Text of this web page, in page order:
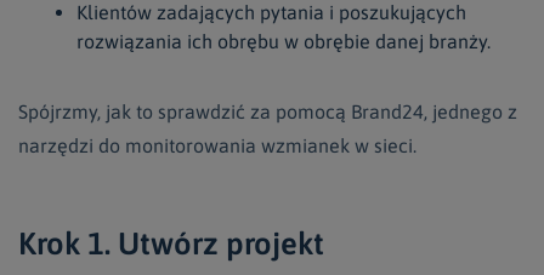
Klientów zadających pytania i poszukujących
rozwiązania ich obrębu w obrębie danej branży.
Spójrzmy, jak to sprawdzić za pomocą Brand24, jednego z
narzędzi do monitorowania wzmianek w sieci.
Krok 1. Utwórz projekt